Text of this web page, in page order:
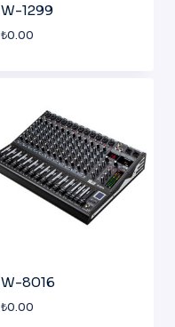
W-1299
₺0.00
W-8016
₺0.00